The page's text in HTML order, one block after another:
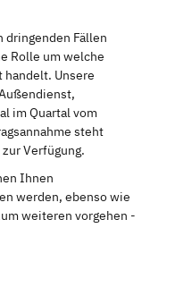
Fällen
Rolle um welche
handelt. Unsere
im Quartal vom
steht
Verfügung.
Ihnen
werden, ebenso wie
weiteren vorgehen -